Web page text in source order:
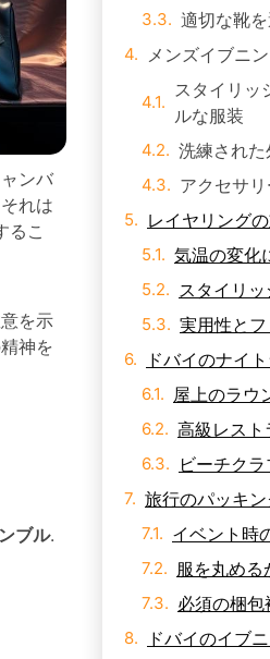
ンバ
れは
るこ
神を
ブル
メンズイブニ
スタイリッ
ルな服装
洗練された
アクセサ
レイヤリング
気温の変化
スタイリッ
実用性と
ドバイのナイト
屋上のラウ
高級レスト
ビーチクラ
旅行のパッキ
イベント時
服を丸める
必須の梱包
ドバイのイブ
ファッショ